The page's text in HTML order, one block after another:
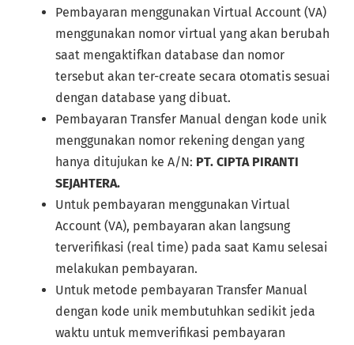
Pembayaran menggunakan Virtual Account (VA)
menggunakan nomor virtual yang akan berubah
saat mengaktifkan database dan nomor
tersebut akan ter-create secara otomatis sesuai
dengan database yang dibuat.
Pembayaran Transfer Manual dengan kode unik
menggunakan nomor rekening dengan yang
hanya ditujukan ke A/N: PT. CIPTA PIRANTI
SEJAHTERA.
Untuk pembayaran menggunakan Virtual
Account (VA), pembayaran akan langsung
terverifikasi (real time) pada saat Kamu selesai
melakukan pembayaran.
Untuk metode pembayaran Transfer Manual
dengan kode unik membutuhkan sedikit jeda
waktu untuk memverifikasi pembayaran